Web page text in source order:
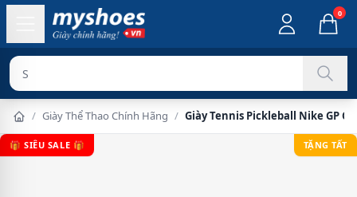
0
Sản phẩm c
/ Giày Thể Thao Chính Hãng / Giày Tennis Pickleball Nike GP
🎁 SIÊU SALE 🎁 TẶNG TẤT